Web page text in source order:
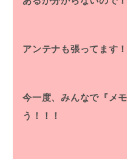
アンテナも張ってます！
今一度、みんなで『メ
う！！！